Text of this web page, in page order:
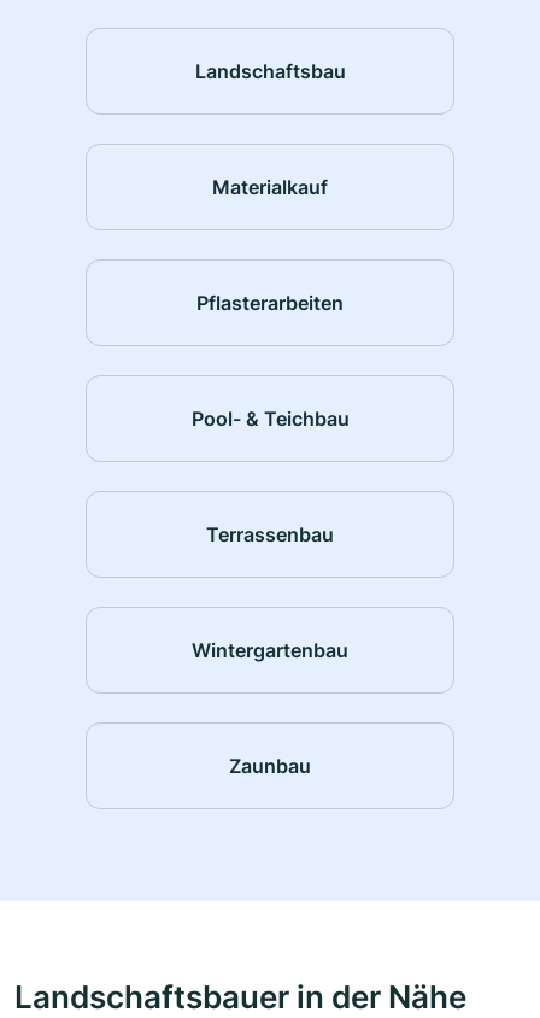
Landschaftsbau
Materialkauf
Pflasterarbeiten
Pool- & Teichbau
Terrassenbau
Wintergartenbau
Zaunbau
Landschaftsbauer in der Nähe